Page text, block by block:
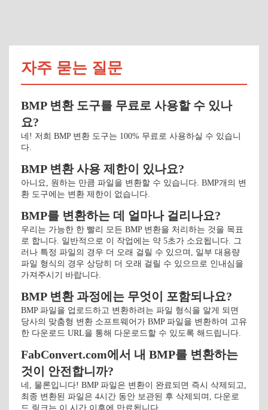
자주 묻는 질문
BMP 변환 도구를 무료로 사용할 수 있나
요?
네! 저희 BMP 변환 도구는 100% 무료로 사용하실 수 있습니
다.
BMP 변환 사용 제한이 있나요?
아니요, 원하는 만큼 파일을 변환할 수 있습니다. BMP개의 변
환 도구에는 변환 제한이 없습니다.
BMP를 변환하는 데 얼마나 걸리나요?
우리는 가능한 한 빨리 모든 BMP 변환을 처리하는 것을 목표
로 합니다. 일반적으로 이 작업에는 약 5초가 소요됩니다. 그
러나 특정 파일의 경우 더 오래 걸릴 수 있으며, 일부 대용량
파일 형식의 경우 상당히 더 오래 걸릴 수 있으므로 인내심을
가져주시기 바랍니다.
BMP 변환 과정에는 무엇이 포함되나요?
BMP 파일을 업로드하고 변환하려는 파일 형식을 알게 되면
당사의 맞춤형 변환 소프트웨어가 BMP 파일을 변환하여 고유
한 다운로드 URL을 통해 다운로드할 수 있도록 해드립니다.
FabConvert.com에서 내 BMP를 변환하는
것이 안전합니까?
네, 물론입니다! BMP 파일은 변환이 완료되면 즉시 삭제되고,
최종 변환된 파일은 4시간 동안 보관된 후 삭제되며, 다운로
드 링크는 이 시간 이후에 만료됩니다.